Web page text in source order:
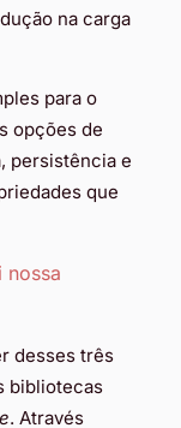
na carga
para o
opções de
persistência e
que
nossa
desses três
bibliotecas
. Através